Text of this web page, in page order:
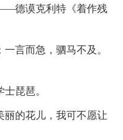
德谟克利特《着作残
言而急，驷马不及。
琵琶。
丽的花儿，我可不愿让